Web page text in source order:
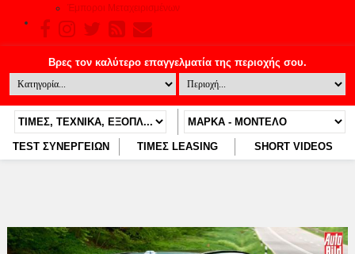
Έμποροι Μεταχειρισμένων
TEST ΣΥΝΕΡΓΕΙΩΝ ΤΙΜΕΣ LEASING SHORT VIDEOS